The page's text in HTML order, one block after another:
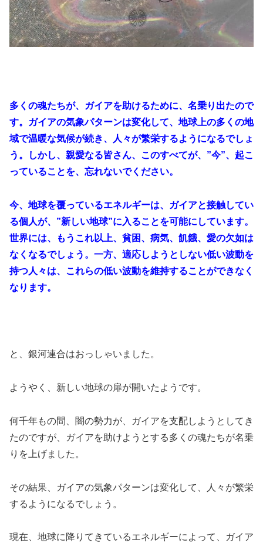
多くの魂たちが、ガイアを助けるために、名乗り出たので
す。ガイアの気象パターンは変化して、地球上の多くの地
域で温暖な気候が続き、人々が繁栄するようになるでしょ
う。しかし、親愛なる皆さん、このすべてが、”今”、起こ
っていることを、忘れないでください。
今、地球を覆っているエネルギーは、ガイアと接触してい
る個人が、”新しい地球”に入ることを可能にしています。
世界には、もうこれ以上、貧困、病気、飢餓、愛の欠如は
なくなるでしょう。一方、適応しようとしない低い波動を
持つ人々は、これらの低い波動を維持することができなく
なります。
と、銀河連合はおっしゃいました。
ようやく、新しい地球の扉が開いたようです。
何千年もの間、闇の勢力が、ガイアを支配しようとしてき
たのですが、ガイアを助けようとする多くの魂たちが名乗
りを上げました。
その結果、ガイアの気象パターンは変化して、人々が繁栄
するようになるでしょう。
現在、地球に降りてきているエネルギーによって、ガイア